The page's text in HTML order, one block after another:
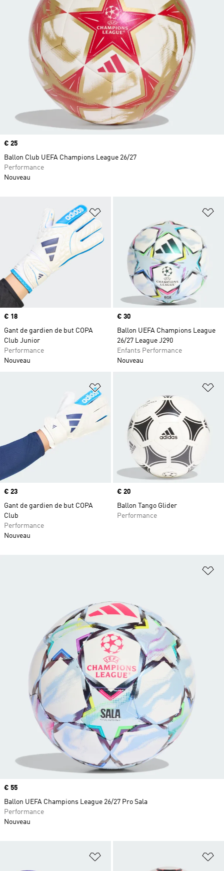
Ajouter à la Liste de produits
Prix
€ 18
Gant de gardien de but COPA
Club Junior
Performance
Nouveau
Prix
€ 30
Ballon UEFA Champions League
26/27 League J290
Enfants Performance
Nouveau
Ajouter à la Liste de produits
Prix
€ 23
Gant de gardien de but COPA
Club
Performance
Nouveau
Prix
€ 20
Ballon Tango Glider
Performance
Ajouter à la Liste de produits
Prix
€ 55
Ballon UEFA Champions League 26/27 Pro Sala
Performance
Nouveau
Prix
€ 25
Ballon Club UEFA Champions League 26/27
Performance
Nouveau